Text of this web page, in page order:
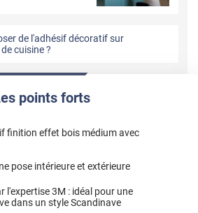
de l'adhésif décoratif sur
cuisine ?
points forts
finition effet bois médium avec
pose intérieure et extérieure
l'expertise 3M : idéal pour une
dans un style Scandinave